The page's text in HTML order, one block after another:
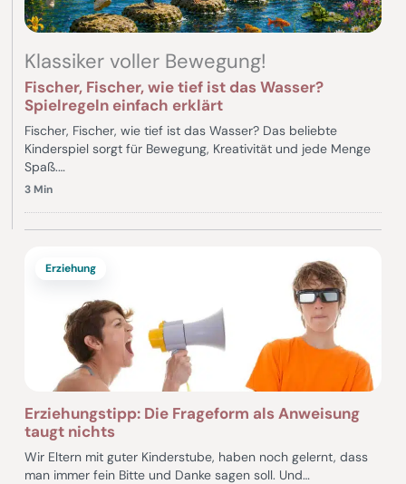
Klassiker voller Bewegung!
Fischer, Fischer, wie tief ist das Wasser?
Spielregeln einfach erklärt
Fischer, Fischer, wie tief ist das Wasser? Das beliebte
Kinderspiel sorgt für Bewegung, Kreativität und jede Menge
Spaß.…
3 Min
Erziehung
Erziehungstipp: Die Frageform als Anweisung
taugt nichts
Wir Eltern mit guter Kinderstube, haben noch gelernt, dass
man immer fein Bitte und Danke sagen soll. Und…